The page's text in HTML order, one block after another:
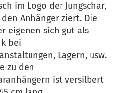
im Logo der Jungschar,
Anhänger ziert. Die
eigenen sich gut als
bei
Lagern, usw.
zu den
ist versilbert